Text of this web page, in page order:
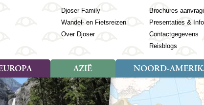
Djoser Family
Wandel- en Fietsreizen
Over Djoser
Brochures
Presentaties &
Contactgegevens
Reisblogs
(Frans) Guyana
reizen
(28)
Landen
Albanië
AZIË
Soort reizen
Rondreis (57)
Landen
Bangladesh
NOORD-
Soort reizen
Rondreis (7)